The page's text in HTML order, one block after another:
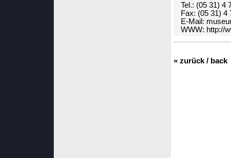
Tel.: (05 31) 4
Fax: (05 31) 4
E-Mail:
WWW: http://
« zurück / back